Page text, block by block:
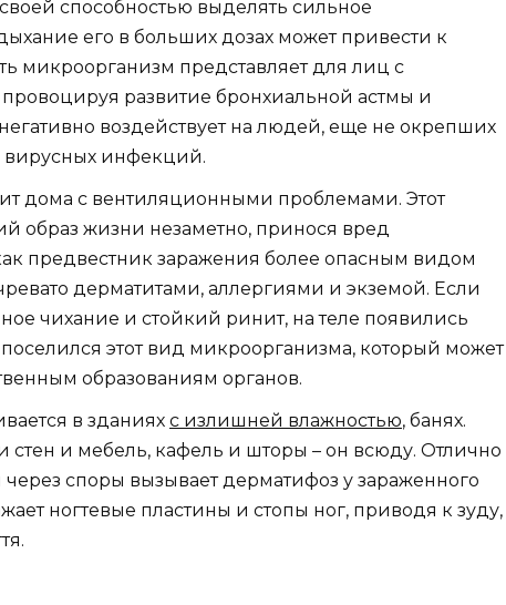
способностью выделять сильное
его в больших дозах может привести к
микроорганизм представляет для лиц с
развитие бронхиальной астмы и
воздействует на людей, еще не окрепших
вирусных инфекций.
дома с вентиляционными проблемами. Этот
образ жизни незаметно, принося вред
предвестник заражения более опасным видом
дерматитами, аллергиями и экземой. Если
чихание и стойкий ринит, на теле появились
этот вид микроорганизма, который может
образованиям органов.
в зданиях с излишней влажностью, банях.
стен и мебель, кафель и шторы – он всюду. Отлично
споры вызывает дерматифоз у зараженного
ногтевые пластины и стопы ног, приводя к зуду,